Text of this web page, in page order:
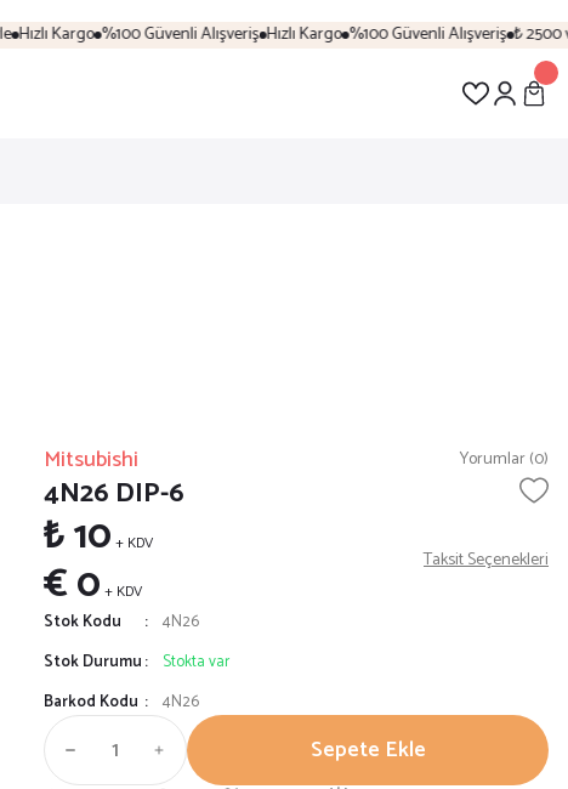
Hızlı Kargo %100 Güvenli Alışveriş Hızlı Kargo %100 Güvenli Alışveriş ₺ 2500
Mitsubishi Yorumlar (0)
4N26 DIP-6
₺ 10 + KDV
€ 0 + KDV
Taksit Seçenekleri
Stok Kodu
4N26
Stok Durumu
Stokta var
Barkod Kodu
4N26
Sepete Ekle